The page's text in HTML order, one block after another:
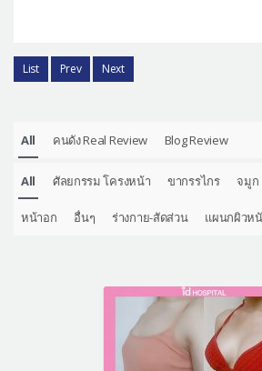
List Prev Next
All คนดัง Real Review Blog Review
All ศัลยกรรม โครงหน้า ขากรรไกร จมูก
หน้าอก อื่นๆ ร่างกาย-สัดส่วน แผนกผิวห